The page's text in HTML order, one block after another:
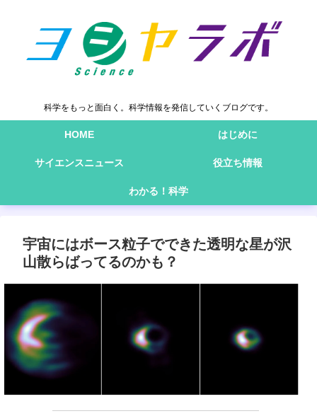
科学をもっと面白く。科学情報を発信していくブログです。
HOME はじめに
サイエンスニュース 役立ち情報
わかる！科学
宇宙にはボース粒子でできた透明な星が沢
山散らばってるのかも？